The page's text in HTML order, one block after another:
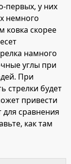
первых, у них
немного
ковка скорее
намного
углы при
При
стрелки будет
привести
сравнения
как там